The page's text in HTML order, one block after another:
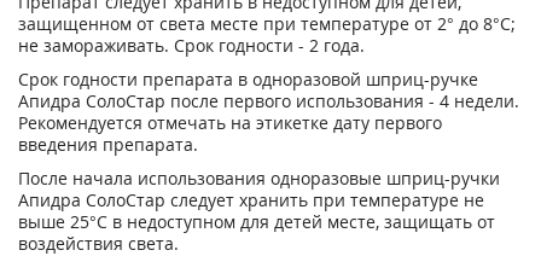
защищенном от света месте при температуре от 2° до 8°С;
не замораживать. Срок годности - 2 года.
Срок годности препарата в одноразовой шприц-ручке
Апидра СолоСтар после первого использования - 4 недели.
Рекомендуется отмечать на этикетке дату первого
введения препарата.
После начала использования одноразовые шприц-ручки
Апидра СолоСтар следует хранить при температуре не
выше 25°С в недоступном для детей месте, защищать от
воздействия света.